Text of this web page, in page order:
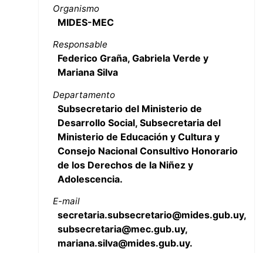
Organismo
MIDES-MEC
Responsable
Federico Graña, Gabriela Verde y
Mariana Silva
Departamento
Subsecretario del Ministerio de
Desarrollo Social, Subsecretaria del
Ministerio de Educación y Cultura y
Consejo Nacional Consultivo Honorario
de los Derechos de la Niñez y
Adolescencia.
E-mail
secretaria.subsecretario@mides.gub.uy,
subsecretaria@mec.gub.uy,
mariana.silva@mides.gub.uy.